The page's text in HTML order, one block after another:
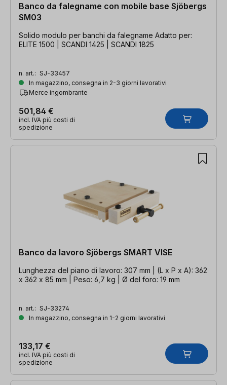
Banco da falegname con mobile base Sjöbergs
SM03
Solido modulo per banchi da falegname Adatto per:
ELITE 1500 | SCANDI 1425 | SCANDI 1825
n. art.: SJ-33457
In magazzino, consegna in 2-3 giorni lavorativi
Merce ingombrante
501,84 €
incl. IVA più costi di
spedizione
Banco da lavoro Sjöbergs SMART VISE
Lunghezza del piano di lavoro: 307 mm | (L x P x A): 362
x 362 x 85 mm | Peso: 6,7 kg | Ø del foro: 19 mm
n. art.: SJ-33274
In magazzino, consegna in 1-2 giorni lavorativi
133,17 €
incl. IVA più costi di
spedizione